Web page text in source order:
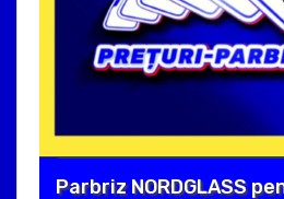
Parbriz NORDGLASS